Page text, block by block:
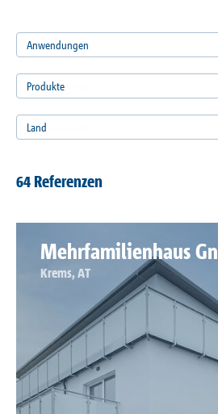
Referenzen
Unternehmen
Kontakt
Anwendungen
Produkte
Land
64 Referenzen
Mehrfamilienhaus
Krems, AT